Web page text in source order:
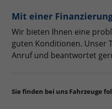
Mit einer
Wir bieten Ihnen eine
guten Konditionen. Unser
Anruf und beantwortet
Sie finden bei uns Fahrzeuge